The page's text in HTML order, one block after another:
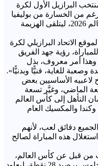
البرازيل الأول لكرة
من الخسارة من بوليفيا
بنتيجة 0ـ1، في ختام تصفيات كأس العالم 2026، ليتلقى الهزيمة
الاتحاد البرازيلي لكرة
رؤية جهد الفريق
وهذا أمر معروف، بذل
وصعبة للغاية، فنيًّا وبدنيًّا».
الـ66 عامًا، منح لاعبيه الأساسيين بعض
الجمعة الماضي، وغيَّر تسعة
التأهل إلى كأس العالم
وكندا والمكسيك العام
دقائق لعب، لأنهم
هذه المباراة لصالح
من قبل عن كأس العالم،